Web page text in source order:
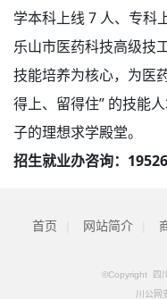
学本科上线 7 人、专科
乐山市医药科技高级技
技能培养为核心，为医
得上、留得住” 的技能
子的理想求学殿堂。
招生就业办咨询：
首页 网站简介
©Copyright 四
川公网